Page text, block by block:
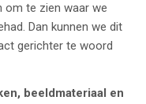
om te zien waar we
Dan kunnen we dit
gerichter te woord
beeldmateriaal en